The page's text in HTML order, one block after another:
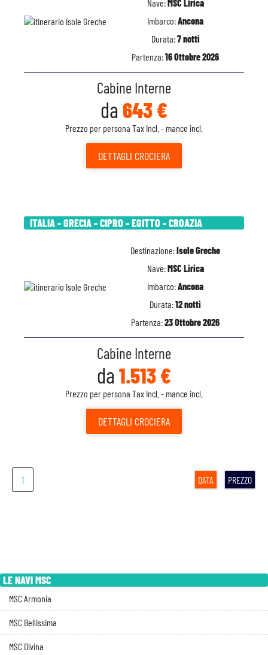
Nave: MSC Lirica
Imbarco:Ancona
Durata:7 notti
Partenza:16 Ottobre 2026
Cabine Interne
da 643 €
Prezzo per persona Tax Incl. - mance incl.
DETTAGLI CROCIERA
ITALIA - GRECIA - CIPRO - EGITTO - CROAZIA
Destinazione:Isole Greche
Nave:MSC Lirica
Imbarco:Ancona
Durata:12 notti
Partenza:23 Ottobre 2026
Cabine Interne
da 1.513 €
Prezzo per persona Tax Incl. - mance incl.
DETTAGLI CROCIERA
1 DATA PREZZO
LE NAVI MSC
MSC Armonia
MSC Bellissima
MSC Divina